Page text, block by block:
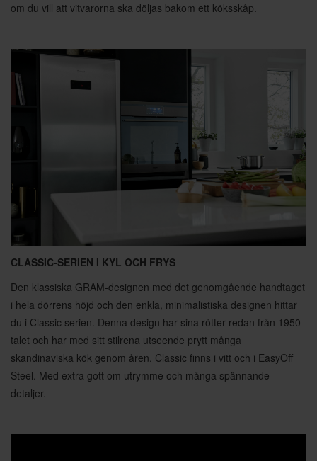
om du vill att vitvarorna ska döljas bakom ett köksskåp.
CLASSIC-SERIEN I KYL OCH FRYS
Den klassiska GRAM-designen med det genomgående handtaget
i hela dörrens höjd och den enkla, minimalistiska designen hittar
du i Classic serien. Denna design har sina rötter redan från 1950-
talet och har med sitt stilrena utseende prytt många
skandinaviska kök genom åren. Classic finns i vitt och i EasyOff
Steel. Med extra gott om utrymme och många spännande
detaljer.